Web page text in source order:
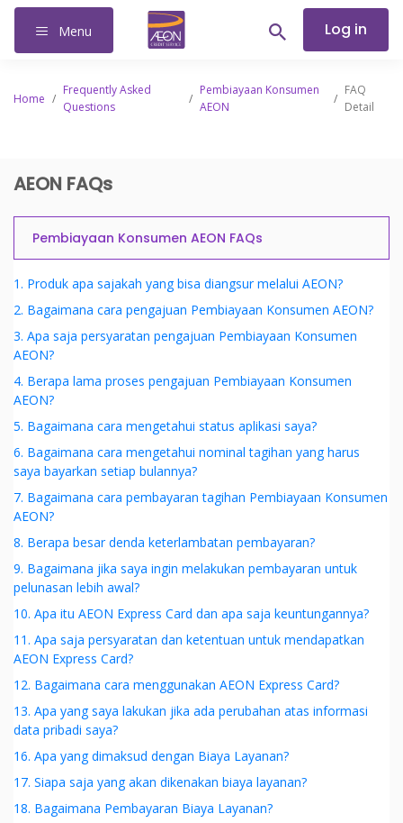
Log in
Menu
Home /
Frequently Asked
Questions
/
Pembiayaan Konsumen
AEON
/
FAQ
Detail
AEON FAQs
Pembiayaan Konsumen AEON FAQs
1. Produk apa sajakah yang bisa diangsur melalui AEON?
2. Bagaimana cara pengajuan Pembiayaan Konsumen AEON?
3. Apa saja persyaratan pengajuan Pembiayaan Konsumen
AEON?
4. Berapa lama proses pengajuan Pembiayaan Konsumen
AEON?
5. Bagaimana cara mengetahui status aplikasi saya?
6. Bagaimana cara mengetahui nominal tagihan yang harus
saya bayarkan setiap bulannya?
7. Bagaimana cara pembayaran tagihan Pembiayaan Konsumen
AEON?
8. Berapa besar denda keterlambatan pembayaran?
9. Bagaimana jika saya ingin melakukan pembayaran untuk
pelunasan lebih awal?
10. Apa itu AEON Express Card dan apa saja keuntungannya?
11. Apa saja persyaratan dan ketentuan untuk mendapatkan
AEON Express Card?
12. Bagaimana cara menggunakan AEON Express Card?
13. Apa yang saya lakukan jika ada perubahan atas informasi
data pribadi saya?
16. Apa yang dimaksud dengan Biaya Layanan?
17. Siapa saja yang akan dikenakan biaya layanan?
18. Bagaimana Pembayaran Biaya Layanan?